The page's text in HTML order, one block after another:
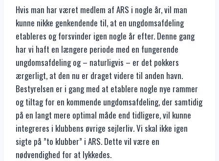
Hvis man har været medlem af ARS i nogle år, vil man
kunne nikke genkendende til, at en ungdomsafdeling
etableres og forsvinder igen nogle år efter. Denne gang
har vi haft en længere periode med en fungerende
ungdomsafdeling og – naturligvis – er det pokkers
ærgerligt, at den nu er draget videre til anden havn.
Bestyrelsen er i gang med at etablere nogle nye rammer
og tiltag for en kommende ungdomsafdeling, der samtidig
på en langt mere optimal måde end tidligere, vil kunne
integreres i klubbens øvrige sejlerliv. Vi skal ikke igen
sigte på ”to klubber” i ARS. Dette vil være en
nødvendighed for at lykkedes.